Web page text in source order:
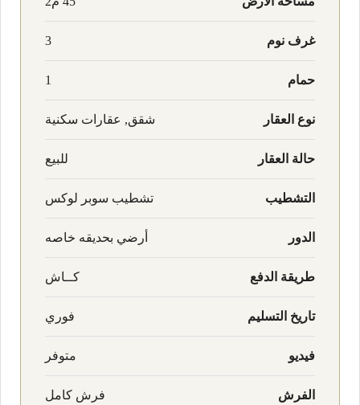
غرف نوم 3
حمام 1
نوع العقار شقق, عقارات سكنية
حالة العقار للبيع
التشطيب تشطيب سوبر لوكس
الدور أرضي بحديقه خاصه
طريقة الدفع كــاش
تاريخ التسليم فوري
فيديو متوفر
الفرش فرش كامل